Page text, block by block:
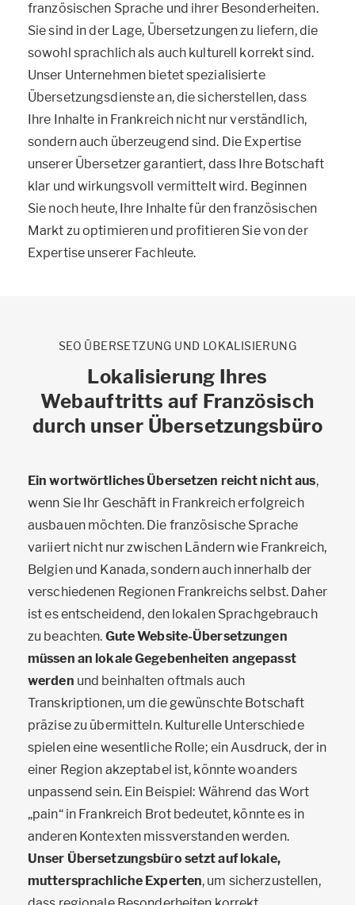
französischen Sprache und ihrer Besonderheiten.
Sie sind in der Lage, Übersetzungen zu liefern, die
sowohl sprachlich als auch kulturell korrekt sind.
Unser Unternehmen bietet spezialisierte
Übersetzungsdienste an, die sicherstellen, dass
Ihre Inhalte in Frankreich nicht nur verständlich,
sondern auch überzeugend sind. Die Expertise
unserer Übersetzer garantiert, dass Ihre Botschaft
klar und wirkungsvoll vermittelt wird. Beginnen
Sie noch heute, Ihre Inhalte für den französischen
Markt zu optimieren und profitieren Sie von der
Expertise unserer Fachleute.
SEO ÜBERSETZUNG UND LOKALISIERUNG
Lokalisierung Ihres
Webauftritts auf Französisch
durch unser Übersetzungsbüro
Ein wortwörtliches Übersetzen reicht nicht aus,
wenn Sie Ihr Geschäft in Frankreich erfolgreich
ausbauen möchten. Die französische Sprache
variiert nicht nur zwischen Ländern wie Frankreich,
Belgien und Kanada, sondern auch innerhalb der
verschiedenen Regionen Frankreichs selbst. Daher
ist es entscheidend, den lokalen Sprachgebrauch
zu beachten. Gute Website-Übersetzungen
müssen an lokale Gegebenheiten angepasst
werden und beinhalten oftmals auch
Transkriptionen, um die gewünschte Botschaft
präzise zu übermitteln. Kulturelle Unterschiede
spielen eine wesentliche Rolle; ein Ausdruck, der in
einer Region akzeptabel ist, könnte woanders
unpassend sein. Ein Beispiel: Während das Wort
„pain“ in Frankreich Brot bedeutet, könnte es in
anderen Kontexten missverstanden werden.
Unser Übersetzungsbüro setzt auf lokale,
muttersprachliche Experten, um sicherzustellen,